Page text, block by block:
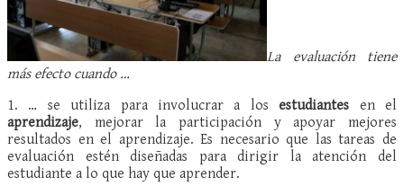
La evaluación tiene
más efecto cuando …
1. … se utiliza para involucrar a losestudiantes en el
aprendizaje, mejorar la participación y apoyar mejores
resultados en el aprendizaje. Es necesario que las tareas de
evaluación estén diseñadas para dirigir la atención del
estudiante a lo que hay que aprender.